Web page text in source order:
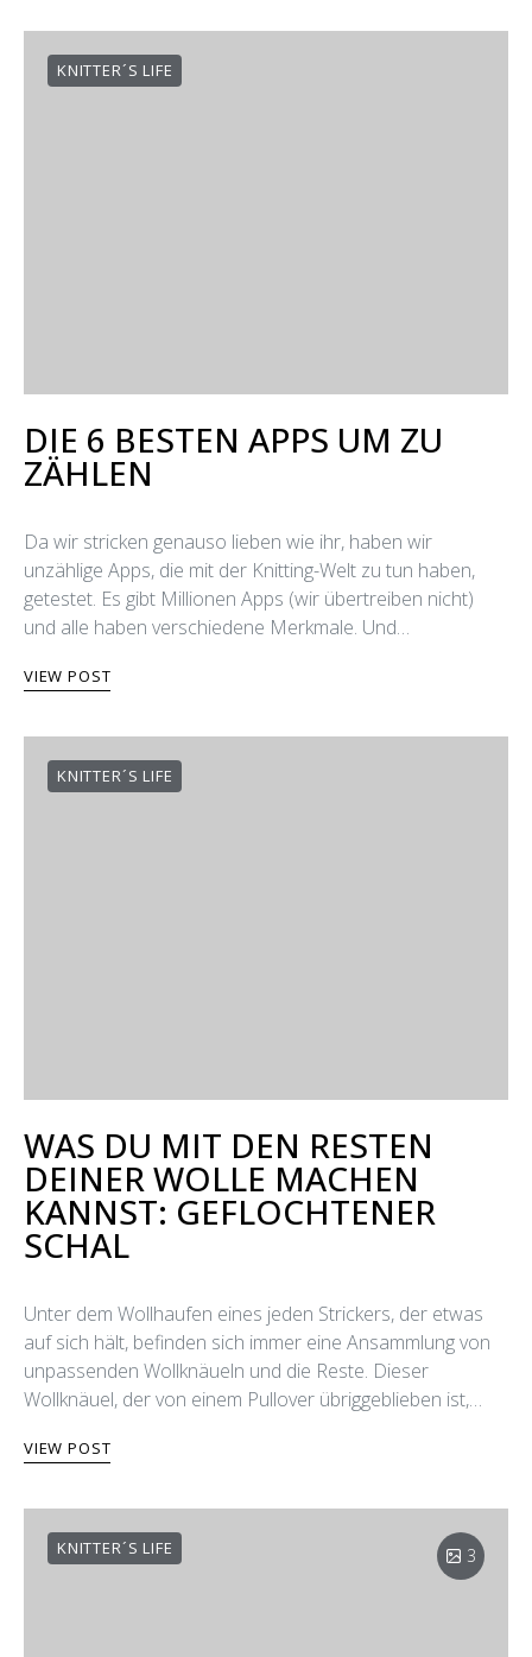
KNITTER´S LIFE
DIE 6 BESTEN APPS UM ZU
ZÄHLEN
Da wir stricken genauso lieben wie ihr, haben wir
unzählige Apps, die mit der Knitting-Welt zu tun haben,
getestet. Es gibt Millionen Apps (wir übertreiben nicht)
und alle haben verschiedene Merkmale. Und…
VIEW POST
KNITTER´S LIFE
WAS DU MIT DEN RESTEN
DEINER WOLLE MACHEN
KANNST: GEFLOCHTENER
SCHAL
Unter dem Wollhaufen eines jeden Strickers, der etwas
auf sich hält, befinden sich immer eine Ansammlung von
unpassenden Wollknäueln und die Reste. Dieser
Wollknäuel, der von einem Pullover übriggeblieben ist,…
VIEW POST
KNITTER´S LIFE 3